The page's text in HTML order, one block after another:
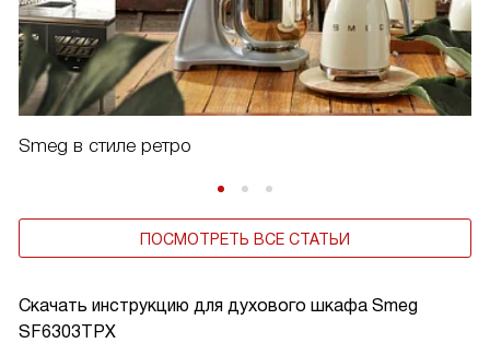
Скачать инструкцию для духового шкафа Smeg
SF6303TPX
Smeg в стиле ретро
ПОСМОТРЕТЬ ВСЕ СТАТЬИ